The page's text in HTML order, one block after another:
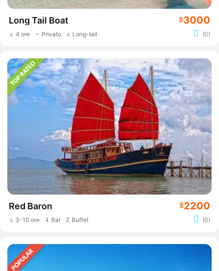
Long Tail Boat ฿3000
4 ore Privato Long-tail (0)
Red Baron ฿2200
3-10 ore Bar Buffet (0)